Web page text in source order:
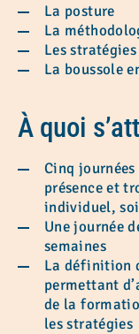
La posture
La
Les
La boussole
À quoi
Cinq
présence et
individuel,
Une journée
semaines
La définition
permettant
de la
les stratégies